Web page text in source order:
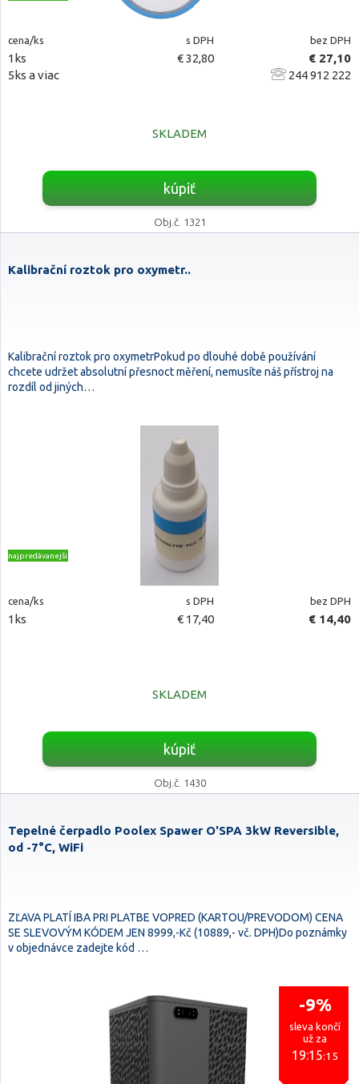
cena/ks s DPH bez DPH
1ks € 32,80
€ 27,10
5ks a viac
244 912 222
SKLADEM
kúpiť
Obj.č. 1321
Kalibrační roztok pro oxymetr..
Kalibrační roztok pro oxymetrPokud po dlouhé době používání
chcete udržet absolutní přesnoct měření, nemusíte náš přístroj na
rozdíl od jiných…
najpredávanejšie
cena/ks s DPH bez DPH
1ks € 17,40 € 14,40
SKLADEM
kúpiť
Obj.č. 1430
Tepelné čerpadlo Poolex Spawer O'SPA 3kW Reversible,
od -7°C, WiFi
ZĽAVA PLATÍ IBA PRI PLATBE VOPRED (KARTOU/PREVODOM) CENA
SE SLEVOVÝM KÓDEM JEN 8999,-Kč (10889,- vč. DPH)Do poznámky
v objednávce zadejte kód …
-9%
sleva končí
už za
19:15:14